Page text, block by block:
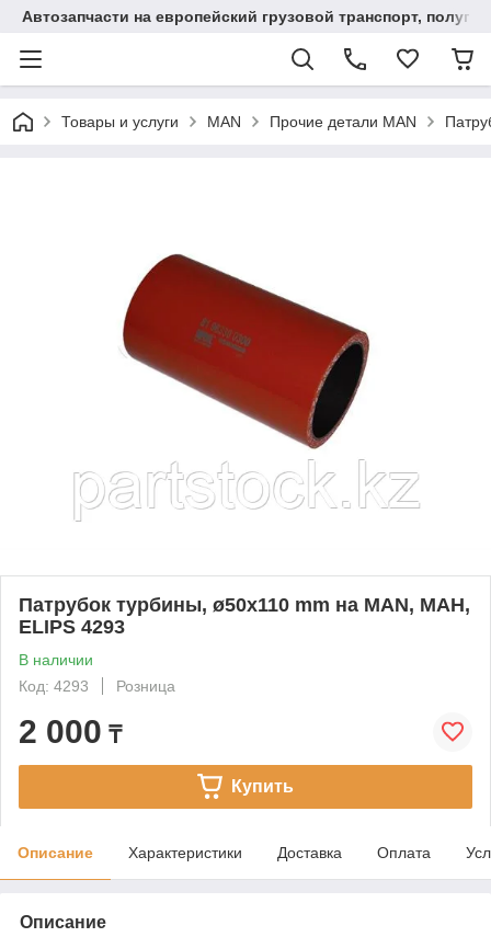
Автозапчасти на европейский грузовой транспорт,
Товары и услуги MAN Прочие детали MAN
Патрубок турбины, ø50x110 mm на MAN, МАН,
ELIPS 4293
В наличии
Код: 4293
Розница
2 000 ₸
Купить
Описание Характеристики Доставка Оплата
Описание